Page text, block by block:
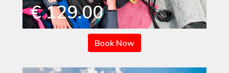
€ 129.00
Book Now